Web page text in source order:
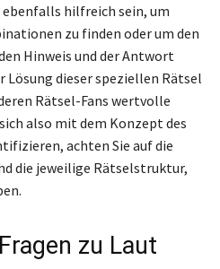
hilfreich sein, um
zu finden oder um den
Hinweis und der Antwort
Lösung dieser speziellen Rätsel
Rätsel-Fans wertvolle
also mit dem Konzept des
achten Sie auf die
die jeweilige Rätselstruktur,
zu Laut